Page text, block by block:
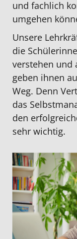
und fachlich
umgehen
Unsere
die
verstehen und
geben ihnen
Weg. Denn
das
den
sehr wichtig.